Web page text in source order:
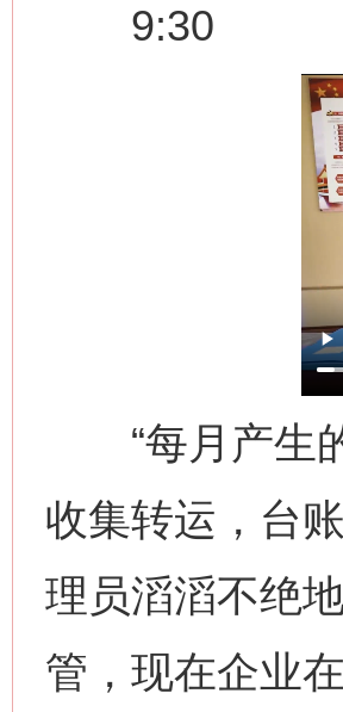
9:30
“每月产生的
收集转运，台
理员滔滔不绝
管，现在企业